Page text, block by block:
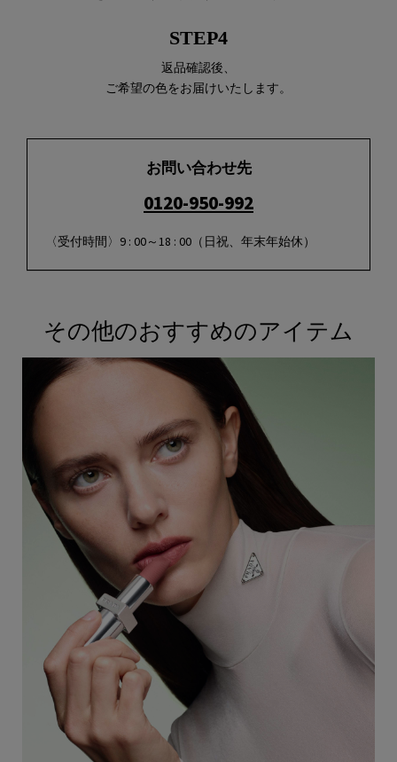
STEP4
返品確認後、
ご希望の色をお届けいたします。
お問い合わせ先
0120-950-992
〈受付時間〉9 : 00～18 : 00（日祝、年末年始休）
その他のおすすめのアイテム